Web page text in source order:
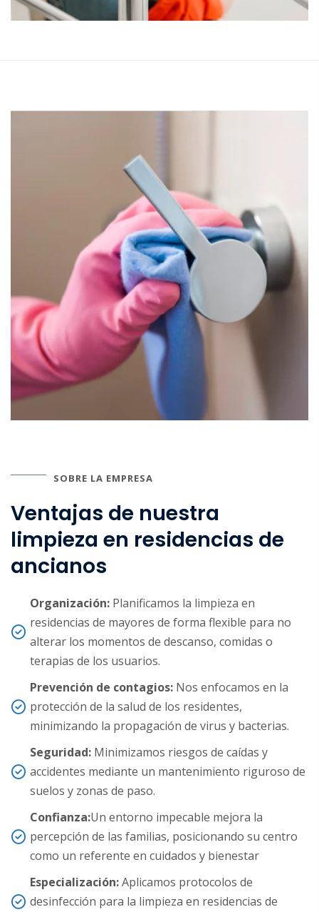
SOBRE LA EMPRESA
Ventajas de nuestra
limpieza en residencias de
ancianos
Organización: Planificamos la limpieza en
residencias de mayores de forma flexible para no
alterar los momentos de descanso, comidas o
terapias de los usuarios.
Prevención de contagios: Nos enfocamos en la
protección de la salud de los residentes,
minimizando la propagación de virus y bacterias.
Seguridad: Minimizamos riesgos de caídas y
accidentes mediante un mantenimiento riguroso de
suelos y zonas de paso.
Confianza:Un entorno impecable mejora la
percepción de las familias, posicionando su centro
como un referente en cuidados y bienestar
Especialización:Aplicamos protocolos de
desinfección para la limpieza en residencias de